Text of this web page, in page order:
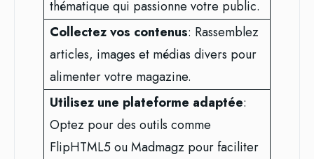
thématique qui passionne votre public.
Collectez vos contenus: Rassemblez
articles, images et médias divers pour
alimenter votre magazine.
Utilisez une plateforme adaptée:
Optez pour des outils comme
FlipHTML5 ou Madmagz pour faciliter